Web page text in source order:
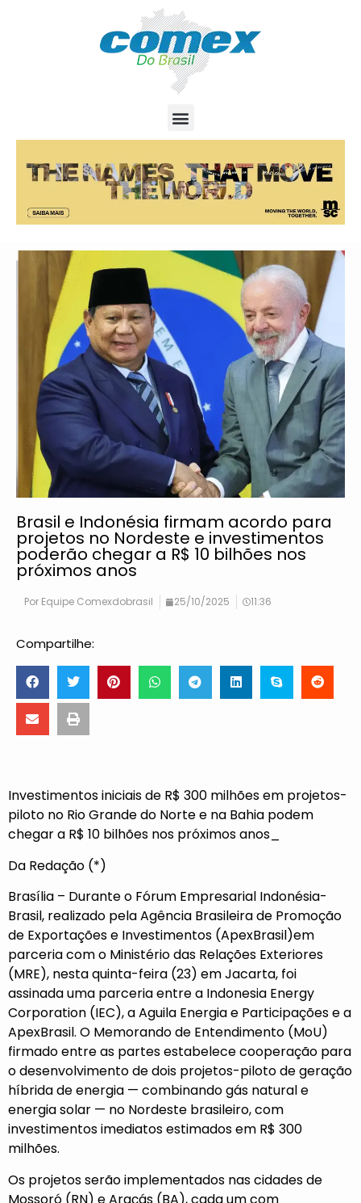
Brasil e Indonésia firmam acordo para
projetos no Nordeste e investimentos
poderão chegar a R$ 10 bilhões nos
próximos anos
Por Equipe Comexdobrasil 25/10/2025 11:36
Compartilhe:
Investimentos iniciais de R$ 300 milhões em projetos-
piloto no Rio Grande do Norte e na Bahia podem
chegar a R$ 10 bilhões nos próximos anos_
Da Redação (*)
Brasília – Durante o Fórum Empresarial Indonésia-
Brasil, realizado pela Agência Brasileira de Promoção
de Exportações e Investimentos (ApexBrasil)em
parceria com o Ministério das Relações Exteriores
(MRE), nesta quinta-feira (23) em Jacarta, foi
assinada uma parceria entre a Indonesia Energy
Corporation (IEC), a Aguila Energia e Participações e a
ApexBrasil. O Memorando de Entendimento (MoU)
firmado entre as partes estabelece cooperação para
o desenvolvimento de dois projetos-piloto de geração
híbrida de energia — combinando gás natural e
energia solar — no Nordeste brasileiro, com
investimentos imediatos estimados em R$ 300
milhões.
Os projetos serão implementados nas cidades de
Mossoró (RN) e Araçás (BA), cada um com